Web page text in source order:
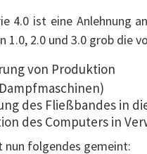
4.0 ist eine Anlehnung
1.0, 2.0 und 3.0 grob die
von Produktion
des Fließbandes in
des Computers in
nun folgendes gemeint: